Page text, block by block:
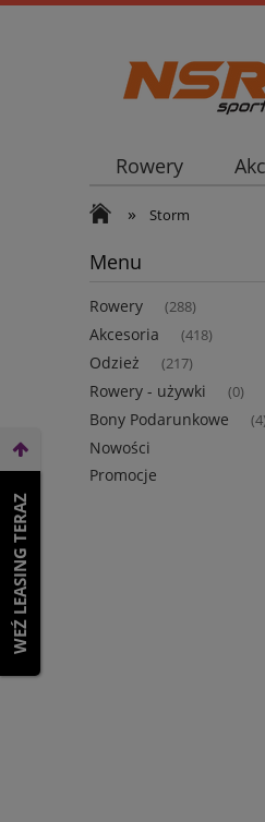
Rowery
» Storm
Menu
Rowery (288)
Akcesoria (418)
Odzież (217)
Rowery - używki (0)
Bony Podarunkowe (4)
Nowości
Promocje
WEŹ LEASING TERAZ